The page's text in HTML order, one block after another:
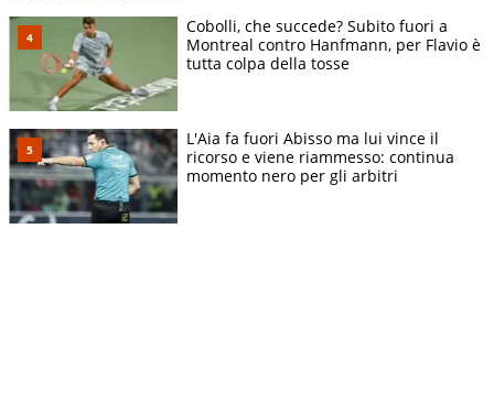
Cobolli, che succede? Subito fuori a
Montreal contro Hanfmann, per Flavio è
tutta colpa della tosse
L'Aia fa fuori Abisso ma lui vince il
ricorso e viene riammesso: continua
momento nero per gli arbitri